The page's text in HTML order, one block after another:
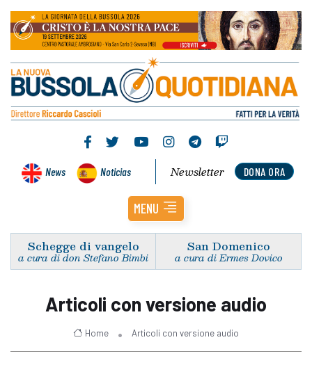
News Noticias DONA ORA
Newsletter
MENU
Schegge di vangelo
a cura di don Stefano Bimbi
San Domenico
a cura di Ermes Dovico
Articoli con versione audio
Home Articoli con versione audio